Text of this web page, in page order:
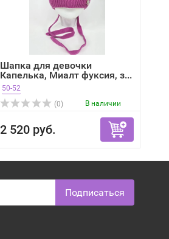
Шапка для девочки
Капелька, Миалт фуксия, з...
50-52
(0)
В наличии
2 520 руб.
Подписаться